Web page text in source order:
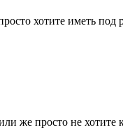
хотите иметь
же просто не хотите